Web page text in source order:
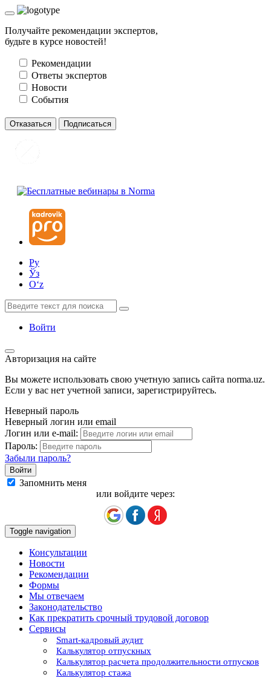
Получайте рекомендации экспертов,
будьте в курсе новостей!
Рекомендации
Ответы экспертов
Новости
События
Отказаться Подписаться
Ру
Ўз
Oʻz
Войти
Авторизация на сайте
Вы можете использовать свою учетную запись сайта norma.uz.
Если у вас нет учетной записи, зарегистрируйтесь.
Неверный пароль
Неверный логин или email
Логин или e-mail:
Пароль:
Забыли пароль?
Запомнить меня
или войдите через:
Toggle navigation
Консультации
Новости
Рекомендации
Формы
Мы отвечаем
Законодательство
Как прекратить срочный трудовой договор
Сервисы
Smart-кадровый аудит
Калькулятор отпускных
Калькулятор расчета продолжительности отпусков
Калькулятор стажа